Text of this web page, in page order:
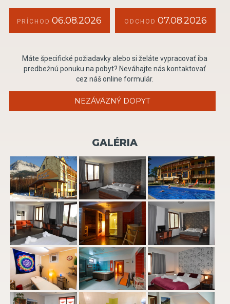
PRÍCHOD 06.08.2026 ODCHOD 07.08.2026
Máte špecifické požiadavky alebo si želáte vypracovať iba
predbežnú ponuku na pobyt? Neváhajte nás kontaktovať
cez náš online formulár.
NEZÁVÄZNÝ DOPYT
GALÉRIA